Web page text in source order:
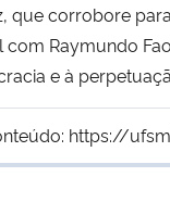
corrobore
Raymundo
e à
https://